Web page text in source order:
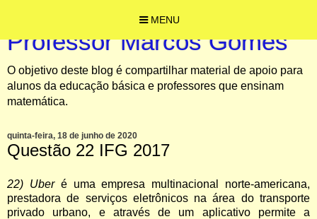
MENU
Professor Marcos Gomes
O objetivo deste blog é compartilhar material de apoio para
alunos da educação básica e professores que ensinam
matemática.
quinta-feira, 18 de junho de 2020
Questão 22 IFG 2017
22) Uber é uma empresa multinacional norte-americana,
prestadora de serviços eletrônicos na área do transporte
privado urbano, e através de um aplicativo permite a